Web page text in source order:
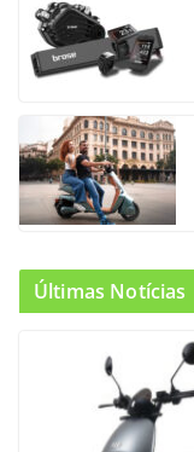
Últimas Notícias